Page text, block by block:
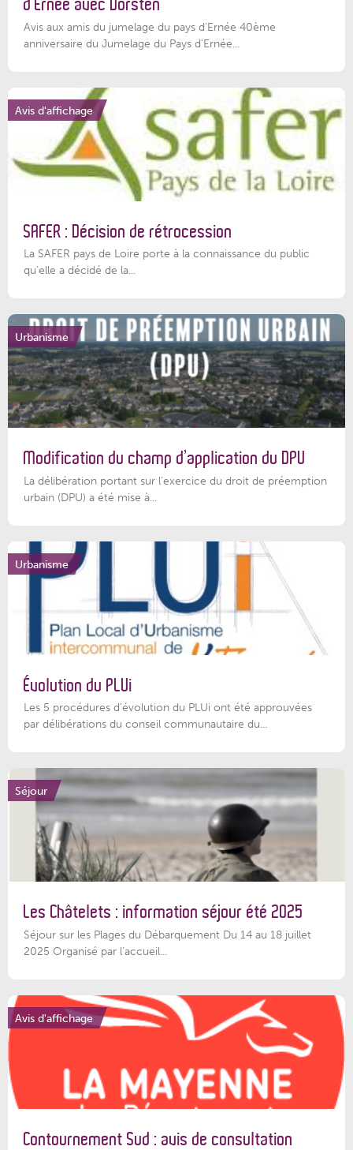
d’Ernée avec Dorsten
Avis aux amis du jumelage du pays d'Ernée 40ème
anniversaire du Jumelage du Pays d'Ernée...
Avis d'affichage
SAFER : Décision de rétrocession
La SAFER pays de Loire porte à la connaissance du public
qu’elle a décidé de la...
Urbanisme
Modification du champ d’application du DPU
La délibération portant sur l’exercice du droit de préemption
urbain (DPU) a été mise à...
Urbanisme
Évolution du PLUi
Les 5 procédures d’évolution du PLUi ont été approuvées
par délibérations du conseil communautaire du...
Séjour
Les Châtelets : information séjour été 2025
Séjour sur les Plages du Débarquement Du 14 au 18 juillet
2025 Organisé par l’accueil...
Avis d'affichage
Contournement Sud : avis de consultation